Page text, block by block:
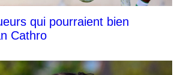
qui pourraient bien
Cathro